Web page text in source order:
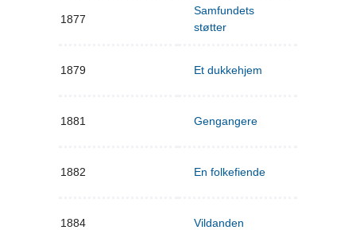
1877
Samfundets
støtter
1879 Et dukkehjem
1881 Gengangere
1882 En folkefiende
1884 Vildanden